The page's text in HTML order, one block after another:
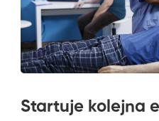
Startuje kolejna